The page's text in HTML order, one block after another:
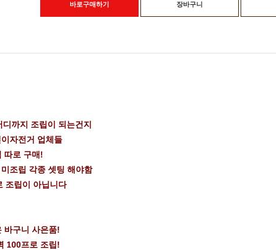
바로구매하기 장바구니
까지 조립이 되는건지
자전거 업체들
따로 구매!
조립 각종 셋팅 해야함
조립이 아닙니다
바구니 사은품!
100프로 조립!